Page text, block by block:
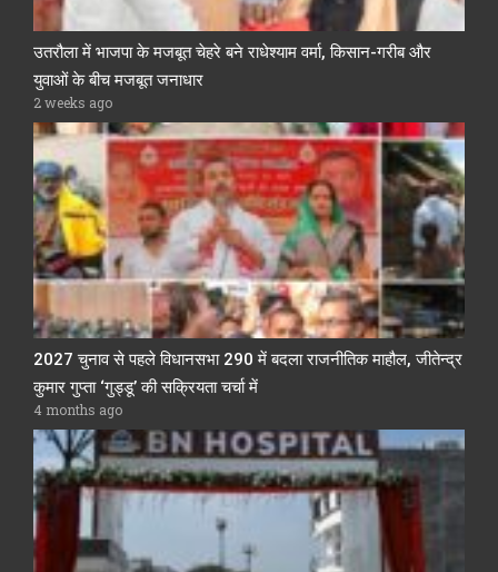
उतरौला में भाजपा के मजबूत चेहरे बने राधेश्याम वर्मा, किसान-गरीब और
युवाओं के बीच मजबूत जनाधार
2 weeks ago
2027 चुनाव से पहले विधानसभा 290 में बदला राजनीतिक माहौल, जीतेन्द्र
कुमार गुप्ता ‘गुड्डू’ की सक्रियता चर्चा में
4 months ago